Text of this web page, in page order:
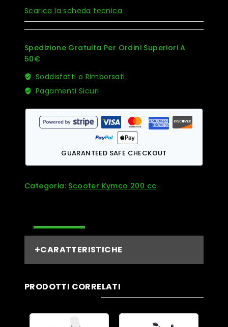
Scarica la scheda tecnica
Spedizione Gratuita Per Ordini Superiori A
50€
Soddisfatti o Rimborsati
Pagamenti Sicuri
GUARANTEED SAFE CHECKOUT
Categoria: Scooter Kymco 200 cc
CARATTERISTICHE
PRODOTTI CORRELATI